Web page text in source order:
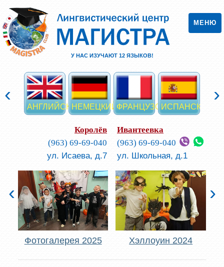
МЕНЮ
У НАС ИЗУЧАЮТ 12ЯЗЫКОВ!
АНГЛИЙСКИЙНЕМЕЦКИЙФРАНЦУЗСКИЙИСПАНСКИЙ
‹ ›
Королёв
(963) 69-69-040
ул. Исаева, д.7
Ивантеевка
(963) 69-69-040
ул. Школьная, д.1
Фотогалерея 2025 Хэллоуин 2024
‹ ›